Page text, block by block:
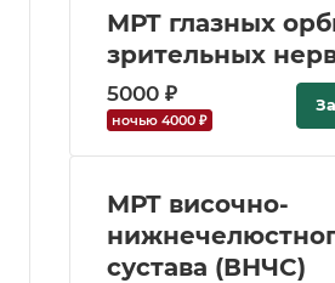
МРТ глазных
зрительных
5000 ₽
ночью 4000 ₽
МРТ височно-
сустава (ВНЧС)